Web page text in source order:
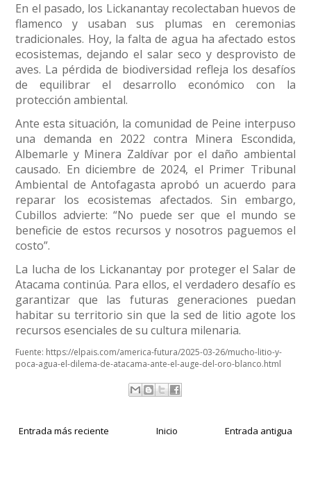
En el pasado, los Lickanantay recolectaban huevos de
flamenco y usaban sus plumas en ceremonias
tradicionales. Hoy, la falta de agua ha afectado estos
ecosistemas, dejando el salar seco y desprovisto de
aves. La pérdida de biodiversidad refleja los desafíos
de equilibrar el desarrollo económico con la
protección ambiental.
Ante esta situación, la comunidad de Peine interpuso
una demanda en 2022 contra Minera Escondida,
Albemarle y Minera Zaldívar por el daño ambiental
causado. En diciembre de 2024, el Primer Tribunal
Ambiental de Antofagasta aprobó un acuerdo para
reparar los ecosistemas afectados. Sin embargo,
Cubillos advierte: “No puede ser que el mundo se
beneficie de estos recursos y nosotros paguemos el
costo”.
La lucha de los Lickanantay por proteger el Salar de
Atacama continúa. Para ellos, el verdadero desafío es
garantizar que las futuras generaciones puedan
habitar su territorio sin que la sed de litio agote los
recursos esenciales de su cultura milenaria.
Fuente: https://elpais.com/america-futura/2025-03-26/mucho-litio-y-
poca-agua-el-dilema-de-atacama-ante-el-auge-del-oro-blanco.html
Entrada más reciente Entrada antigua
Inicio